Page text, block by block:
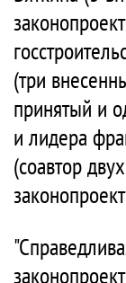
(три
принятый и
и лидера
(соавтор